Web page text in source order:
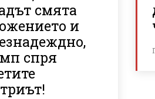
смята
и
спря